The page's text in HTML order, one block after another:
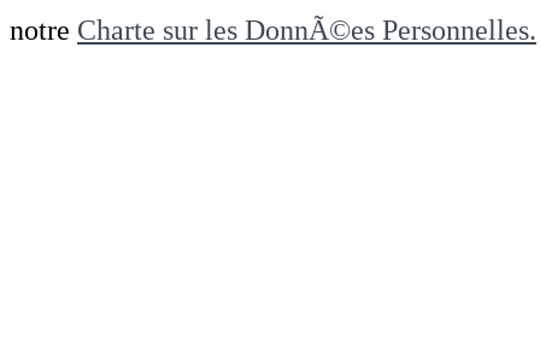
notre Charte sur les DonnÃ©es Personnelles.